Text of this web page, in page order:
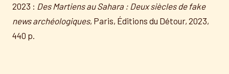
2023 : Des Martiens au Sahara : Deux siècles de fake
news archéologiques, Paris, Éditions du Détour, 2023,
440 p.